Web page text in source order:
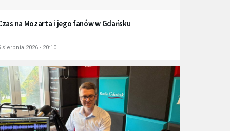
na Mozarta i jego fanów w Gdańsku
sierpnia 2026 - 20:10